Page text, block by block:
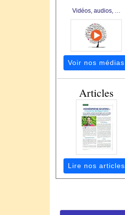
Vidéos, audios, …
Voir nos médias
Articles
Lire nos articles